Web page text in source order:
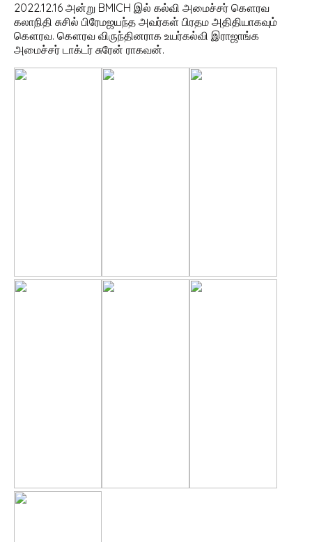
2022.12.16 அன்று BMICH இல் கல்வி அமைச்சர் கௌரவ
கலாநிதி சுசில் பிரேமஜயந்த அவர்கள் பிரதம அதிதியாகவும்
கௌரவ. கௌரவ விருந்தினராக உயர்கல்வி இராஜாங்க
அமைச்சர் டாக்டர் சுரேன் ராகவன்.